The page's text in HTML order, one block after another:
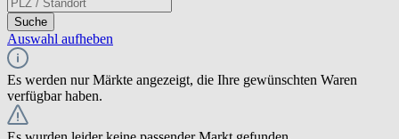
Suche
Auswahl aufheben
Es werden nur Märkte angezeigt, die Ihre gewünschten Waren
verfügbar haben.